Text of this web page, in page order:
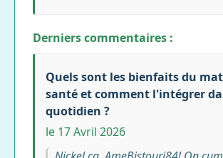
Derniers commentaires :
Quels sont les bienfaits du
santé et comment l'intégrer
quotidien ?
le 17 Avril 2026